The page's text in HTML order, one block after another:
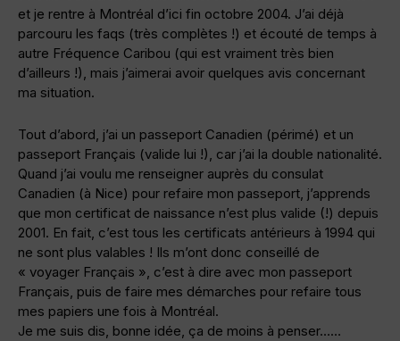
et je rentre à Montréal d’ici fin octobre 2004. J’ai déjà
parcouru les faqs (très complètes !) et écouté de temps à
autre Fréquence Caribou (qui est vraiment très bien
d’ailleurs !), mais j’aimerai avoir quelques avis concernant
ma situation.
Tout d’abord, j’ai un passeport Canadien (périmé) et un
passeport Français (valide lui !), car j’ai la double nationalité.
Quand j’ai voulu me renseigner auprès du consulat
Canadien (à Nice) pour refaire mon passeport, j’apprends
que mon certificat de naissance n’est plus valide (!) depuis
2001. En fait, c’est tous les certificats antérieurs à 1994 qui
ne sont plus valables ! Ils m’ont donc conseillé de
« voyager Français », c’est à dire avec mon passeport
Français, puis de faire mes démarches pour refaire tous
mes papiers une fois à Montréal.
Je me suis dis, bonne idée, ça de moins à penser……